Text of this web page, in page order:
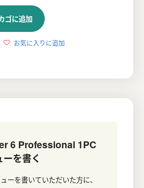
ゴに追加
お気に入りに追加
6 Professional 1PC
を書く
ーを書いていただいた方に、